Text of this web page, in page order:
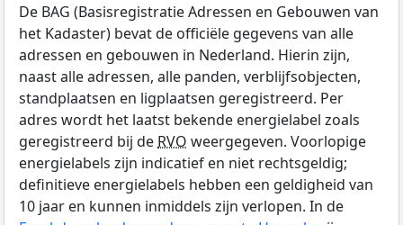
De BAG (Basisregistratie Adressen en Gebouwen van
het Kadaster) bevat de officiële gegevens van alle
adressen en gebouwen in Nederland. Hierin zijn,
naast alle adressen, alle panden, verblijfsobjecten,
standplaatsen en ligplaatsen geregistreerd. Per
adres wordt het laatst bekende energielabel zoals
geregistreerd bij de RVO weergegeven. Voorlopige
energielabels zijn indicatief en niet rechtsgeldig;
definitieve energielabels hebben een geldigheid van
10 jaar en kunnen inmiddels zijn verlopen. In de